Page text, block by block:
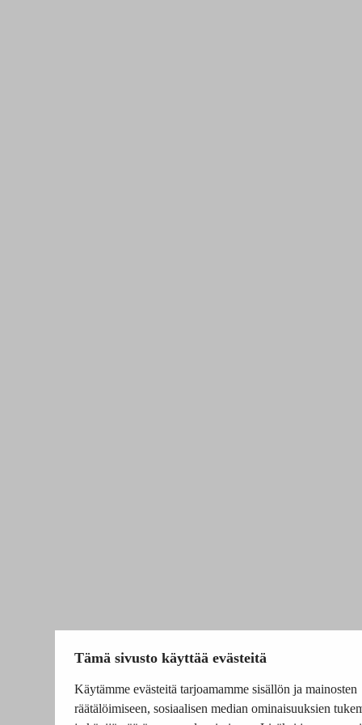
Tämä sivusto käyttää evästeitä
Käytämme evästeitä tarjoamamme sisällön ja mainosten
räätälöimiseen, sosiaalisen median ominaisuuksien